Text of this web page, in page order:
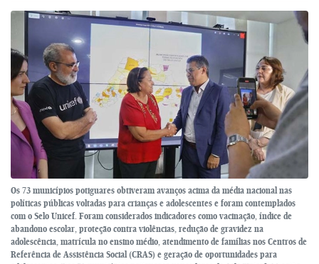
Os 73 municípios potiguares obtiveram avanços acima da média nacional nas
políticas públicas voltadas para crianças e adolescentes e foram contemplados
com o Selo Unicef. Foram considerados indicadores como vacinação, índice de
abandono escolar, proteção contra violências, redução de gravidez na
adolescência, matrícula no ensino médio, atendimento de famílias nos Centros de
Referência de Assistência Social (CRAS) e geração de oportunidades para